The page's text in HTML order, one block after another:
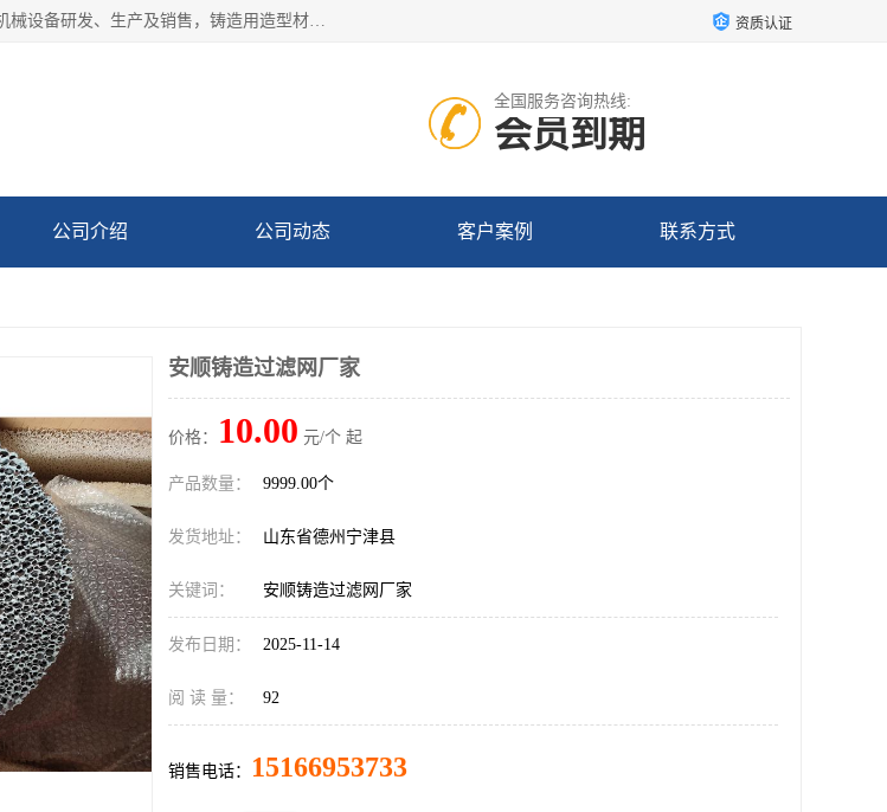
宁津县博涵机械有限公司成立于2016年，注册地位于山东省德州市。经营范围包括：机械设备研发、生产及销售，铸造用造型材料生产、销售，玻璃纤维及制品制造、销售，汽车零配件零售，机械零件、零部件加工，机械零件、零部件销售等；主要产品有：纤维过滤网,陶瓷过滤器,泡沫陶瓷过滤器,耐高温纤维过滤器,铸铁过滤器,铸铜过滤网,铸铝过滤网,铝轮毂过滤网,高效过滤网,高效陶瓷过滤网,高效纤维过滤网。 资质认证
全国服务咨询热线:
会员到期
公司介绍 公司动态 客户案例 联系方式
安顺铸造过滤网厂家
价格： 10.00 元/个 起
产品数量： 9999.00个
发货地址： 山东省德州宁津县
关键词： 安顺铸造过滤网厂家
发布日期： 2025-11-14
阅 读 量： 92
销售电话： 15166953733